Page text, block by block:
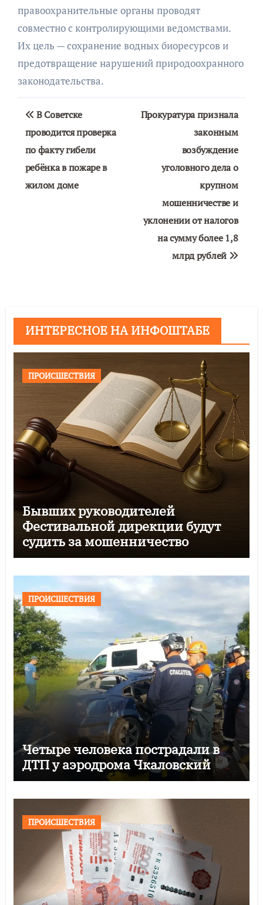
правоохранительные органы проводят
совместно с контролирующими ведомствами.
Их цель — сохранение водных биоресурсов и
предотвращение нарушений природоохранного
законодательства.
Навигация
по
записям
В Советске
проводится проверка
по факту гибели
ребёнка в пожаре в
жилом доме
Прокуратура признала
законным
возбуждение
уголовного дела о
крупном
мошенничестве и
уклонении от налогов
на сумму более 1,8
млрд рублей
ИНТЕРЕСНОЕ НА ИНФОШТАБЕ
ПРОИСШЕСТВИЯ
Бывших руководителей
Фестивальной дирекции будут
судить за мошенничество
ПРОИСШЕСТВИЯ
Четыре человека пострадали в
ДТП у аэродрома Чкаловский
ПРОИСШЕСТВИЯ